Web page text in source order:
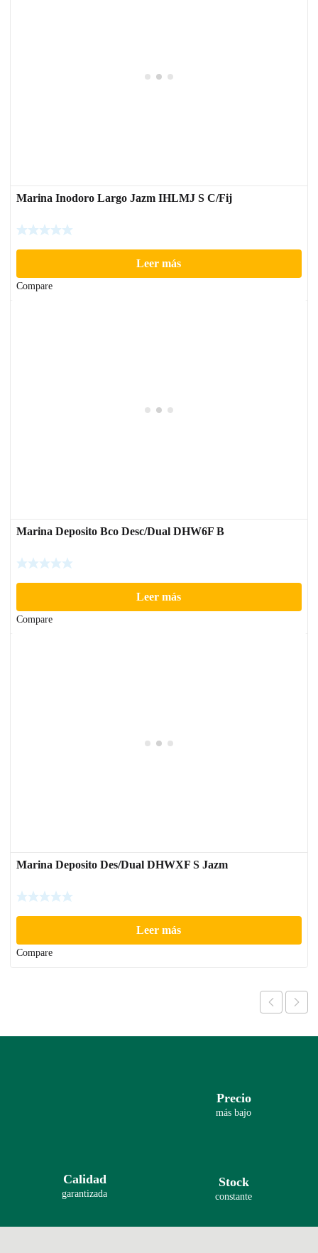
Marina Inodoro Largo Jazm IHLMJ S C/Fij
Leer más
Compare
Marina Deposito Bco Desc/Dual DHW6F B
Leer más
Compare
Marina Deposito Des/Dual DHWXF S Jazm
Leer más
Compare
Precio
más bajo
Calidad
garantizada
Stock
constante